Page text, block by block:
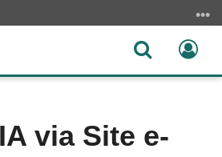
Abrir
via Site e-